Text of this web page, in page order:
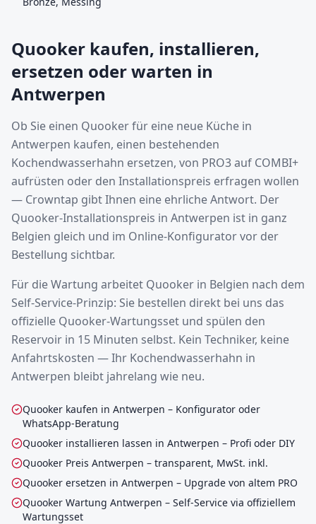
Quooker kaufen, installieren,
ersetzen oder warten in
Antwerpen
Ob Sie einen Quooker für eine neue Küche in
Antwerpen kaufen, einen bestehenden
Kochendwasserhahn ersetzen, von PRO3 auf COMBI+
aufrüsten oder den Installationspreis erfragen wollen
— Crowntap gibt Ihnen eine ehrliche Antwort. Der
Quooker-Installationspreis in Antwerpen ist in ganz
Belgien gleich und im Online-Konfigurator vor der
Bestellung sichtbar.
Für die Wartung arbeitet Quooker in Belgien nach dem
Self-Service-Prinzip: Sie bestellen direkt bei uns das
offizielle Quooker-Wartungsset und spülen den
Reservoir in 15 Minuten selbst. Kein Techniker, keine
Anfahrtskosten — Ihr Kochendwasserhahn in
Antwerpen bleibt jahrelang wie neu.
Quooker kaufen in Antwerpen – Konfigurator oder
WhatsApp-Beratung
Quooker installieren lassen in Antwerpen – Profi oder DIY
Quooker Preis Antwerpen – transparent, MwSt. inkl.
Quooker ersetzen in Antwerpen – Upgrade von altem PRO
Quooker Wartung Antwerpen – Self-Service via offiziellem
Wartungsset